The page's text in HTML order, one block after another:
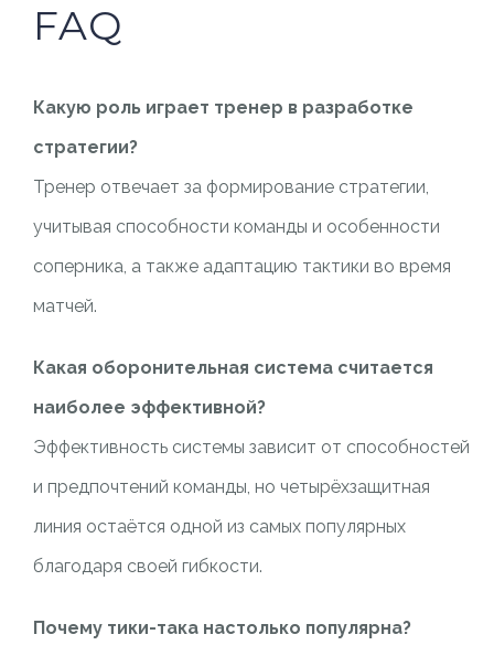
FAQ
Какую роль играет тренер в разработке
стратегии?
Тренер отвечает за формирование стратегии,
учитывая способности команды и особенности
соперника, а также адаптацию тактики во время
матчей.
Какая оборонительная система считается
наиболее эффективной?
Эффективность системы зависит от способностей
и предпочтений команды, но четырёхзащитная
линия остаётся одной из самых популярных
благодаря своей гибкости.
Почему тики-така настолько популярна?